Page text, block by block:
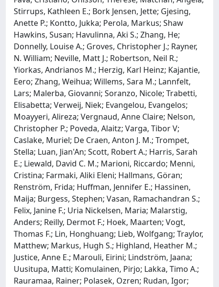
Stirrups, Kathleen E.; Bork Jensen, Jette; Gjesing,
Anette P.; Kontto, Jukka; Perola, Markus; Shaw
Hawkins, Susan; Havulinna, Aki S.; Zhang, He;
Donnelly, Louise A.; Groves, Christopher J.; Rayner,
N. William; Neville, Matt J.; Robertson, Neil R.;
Yiorkas, Andrianos M.; Herzig, Karl Heinz; Kajantie,
Eero; Zhang, Weihua; Willems, Sara M.; Lannfelt,
Lars; Malerba, Giovanni; Soranzo, Nicole; Trabetti,
Elisabetta; Verweij, Niek; Evangelou, Evangelos;
Moayyeri, Alireza; Vergnaud, Anne Claire; Nelson,
Christopher P.; Poveda, Alaitz; Varga, Tibor V;
Caslake, Muriel; De Craen, Anton J. M.; Trompet,
Stella; Luan, Jian'An; Scott, Robert A.; Harris, Sarah
E.; Liewald, David C. M.; Marioni, Riccardo; Menni,
Cristina; Farmaki, Aliki Eleni; Hallmans, Göran;
Renström, Frida; Huffman, Jennifer E.; Hassinen,
Maija; Burgess, Stephen; Vasan, Ramachandran S.;
Felix, Janine F.; Uria Nickelsen, Maria; Malarstig,
Anders; Reilly, Dermot F.; Hoek, Maarten; Vogt,
Thomas F.; Lin, Honghuang; Lieb, Wolfgang; Traylor,
Matthew; Markus, Hugh S.; Highland, Heather M.;
Justice, Anne E.; Marouli, Eirini; Lindström, Jaana;
Uusitupa, Matti; Komulainen, Pirjo; Lakka, Timo A.;
Rauramaa, Rainer; Polasek, Ozren; Rudan, Igor;